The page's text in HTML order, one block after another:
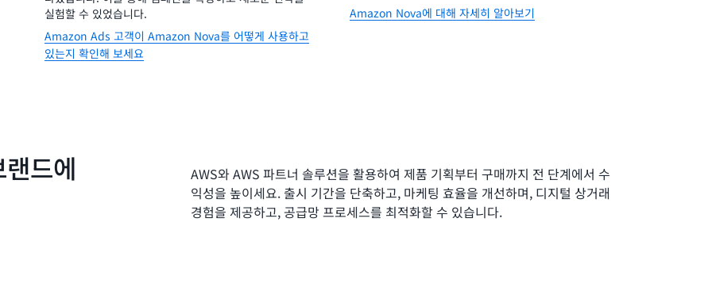
실험할 수 있었습니다.
Amazon Ads 고객이 Amazon Nova를 어떻게 사용하고
있는지 확인해 보세요
Amazon Nova에 대해 자세히 알아보기
드에
AWS와 AWS 파트너 솔루션을 활용하여 제품 기획부터 구매까지 전 단계에서 수
익성을 높이세요. 출시 기간을 단축하고, 마케팅 효율을 개선하며, 디지털 상거래
경험을 제공하고, 공급망 프로세스를 최적화할 수 있습니다.